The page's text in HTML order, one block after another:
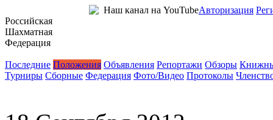
Авторизация
Наш канал на YouTube
Российская
Шахматная
Федерация
Последние Положения Объявления Репортажи Обзоры
Турниры Сборные Федерация Фото/Видео Протоколы